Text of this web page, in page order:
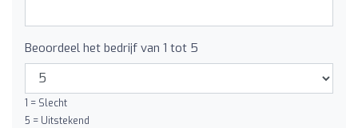
Beoordeel het bedrijf van 1 tot 5
1 = Slecht
5 = Uitstekend